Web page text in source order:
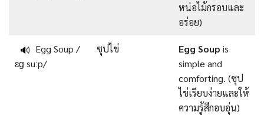
หน่อไม้กรอบและ
อร่อย)
🔊 Egg Soup /
ɛɡ suːp/
ซุปไข่ Egg Soup is
simple and
comforting. (ซุป
ไข่เรียบง่ายและให้
ความรู้สึกอบอุ่น)